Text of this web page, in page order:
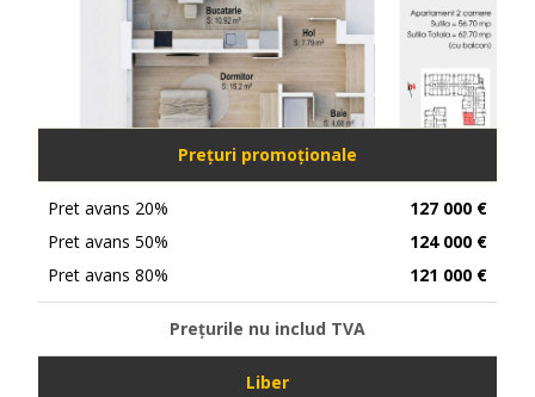
Prețuri promoționale
Pret avans 20%
Pret avans 50%
Pret avans 80%
127 000 €
124 000 €
121 000 €
Prețurile nu includ TVA
Liber